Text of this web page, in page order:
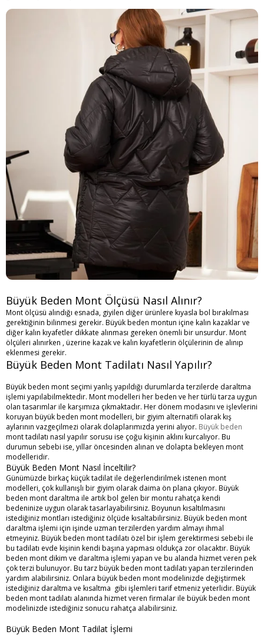
Büyük Beden Mont Ölçüsü Nasıl Alınır?
Mont ölçüsü alındığı esnada, giyilen diğer ürünlere kıyasla bol bırakılması
gerektiğinin bilinmesi gerekir. Büyük beden montun içine kalın kazaklar ve
diğer kalın kıyafetler dikkate alınması gereken önemli bir unsurdur. Mont
ölçüleri alınırken , üzerine kazak ve kalın kıyafetlerin ölçülerinin de alınıp
eklenmesi gerekir.
Büyük Beden Mont Tadilatı Nasıl Yapılır?
Büyük beden mont seçimi yanlış yapıldığı durumlarda terzilerde daraltma
işlemi yapılabilmektedir. Mont modelleri her beden ve her türlü tarza uygun
olan tasarımlar ile karşımıza çıkmaktadır. Her dönem modasını ve işlevlerini
koruyan büyük beden mont modelleri, bir giyim alternatifi olarak kış
aylarının vazgeçilmezi olarak dolaplarımızda yerini alıyor. Büyük beden
mont tadilatı nasıl yapılır sorusu ise çoğu kişinin aklını kurcalıyor. Bu
durumun sebebi ise, yıllar öncesinden alınan ve dolapta bekleyen mont
modelleridir.
Büyük Beden Mont Nasıl İnceltilir?
Günümüzde birkaç küçük tadilat ile değerlendirilmek istenen mont
modelleri, çok kullanışlı bir giyim olarak daima ön plana çıkıyor. Büyük
beden mont daraltma ile artık bol gelen bir montu rahatça kendi
bedeninize uygun olarak tasarlayabilirsiniz. Boyunun kısaltılmasını
istediğiniz montları istediğiniz ölçüde kısaltabilirsiniz. Büyük beden mont
daraltma işlemi için işinde uzman terzilerden yardım almayı ihmal
etmeyiniz. Büyük beden mont tadilatı özel bir işlem gerektirmesi sebebi ile
bu tadilatı evde kişinin kendi başına yapması oldukça zor olacaktır. Büyük
beden mont dikim ve daraltma işlemi yapan ve bu alanda hizmet veren pek
çok terzi bulunuyor. Bu tarz büyük beden mont tadilatı yapan terzilerinden
yardım alabilirsiniz. Onlara büyük beden mont modelinizde değiştirmek
istediğiniz daraltma ve kısaltma gibi işlemleri tarif etmeniz yeterlidir. Büyük
beden mont tadilatı alanında hizmet veren firmalar ile büyük beden mont
modelinizde istediğiniz sonucu rahatça alabilirsiniz.
Büyük Beden Mont Tadilat İşlemi